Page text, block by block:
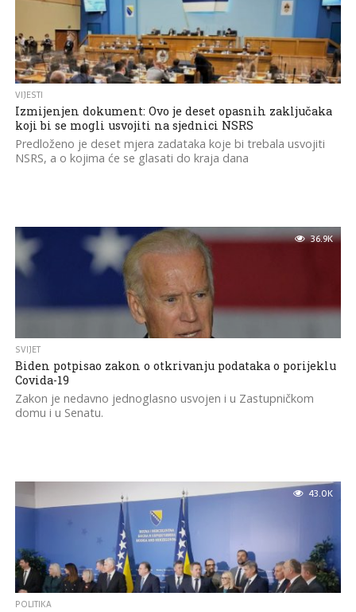
VIJESTI
Izmijenjen dokument: Ovo je deset opasnih zaključaka
koji bi se mogli usvojiti na sjednici NSRS
Predloženo je deset mjera zadataka koje bi trebala usvojiti
NSRS, a o kojima će se glasati do kraja dana
36.9K
SVIJET
Biden potpisao zakon o otkrivanju podataka o porijeklu
Covida-19
Zakon je nedavno jednoglasno usvojen i u Zastupničkom
domu i u Senatu.
43.0K
POLITIKA